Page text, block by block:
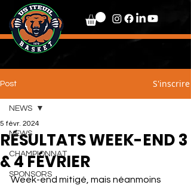
Post S'inscrire
NEWS
CHAMPIONNAT
SPONSORS
NEWS
RÉSULTATS WEEK-END 3
& 4 FÉVRIER
5 févr. 2024
Week-end mitigé, mais néanmoins